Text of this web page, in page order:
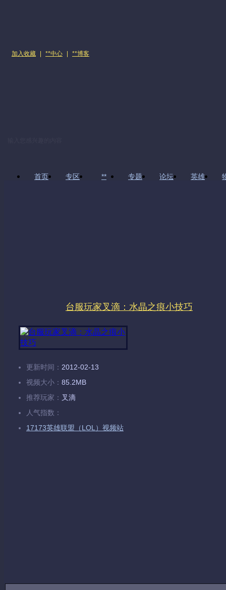
加入收藏 **中心 **博客
首页 专区 ** 专题 论坛 英雄
台服玩家叉滴：水晶之痕小技巧
更新时间： 2012-02-13
视频大小： 85.2MB
推荐玩家： 叉滴
人气指数：
17173英雄联盟（LOL）视频站